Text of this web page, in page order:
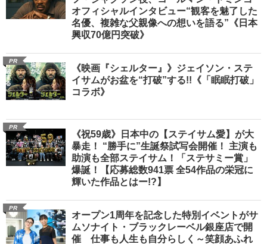
オフィシャルインタビュー“観客を魅了した
名優、複雑な父親像への想いを語る”《日本
興収70億円突破》
PR
《映画『シェルター』》ジェイソン・ステ
イサムがお盆を“打破”する!!《「眠眠打破」
コラボ》
PR
《祝59歳》日本中の【ステイサム愛】が大
暴走！ “勝手に”生誕祭試写会開催！ 主演も
助演も全部ステイサム！「ステサミー賞」
爆誕！【応募総数941票 全54作品の栄冠に
輝いた作品とはー!?】
PR
オープン1周年を記念した特別イベントがサ
ムソナイト・ブラックレーベル銀座店で開
催 仕事も人生も自分らしく～笑顔あふれ